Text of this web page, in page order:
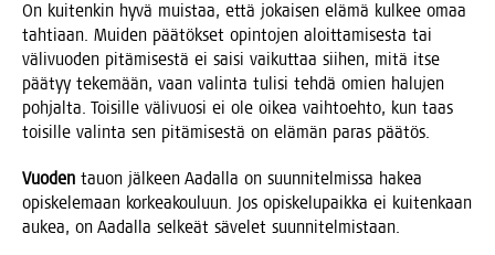
On kui­ten­kin hyvä muis­taa, että jokai­sen elä­mä kul­kee omaa
tah­ti­aan. Mui­den pää­tök­set opin­to­jen aloit­ta­mi­ses­ta tai
väli­vuo­den pitä­mi­ses­tä ei sai­si vai­kut­taa sii­hen, mitä itse
pää­tyy teke­mään, vaan valin­ta tuli­si teh­dä omien halu­jen
poh­jal­ta. Toi­sil­le väli­vuo­si ei ole oikea vaih­toeh­to, kun taas
toi­sil­le valin­ta sen pitä­mi­ses­tä on elä­män paras päätös.
Vuo­den tauon jäl­keen Aadal­la on suun­ni­tel­mis­sa hakea
opis­ke­le­maan kor­kea­kou­luun. Jos opis­ke­lu­paik­ka ei kui­ten­kaan
aukea, on Aadal­la sel­keät säve­let suunnitelmistaan.